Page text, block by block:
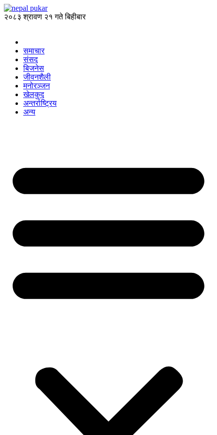
२०८३ श्रावण २१ गते बिहीबार
समाचार
संसद
बिजनेस
जीवनशैली
मनोरञ्जन
खेलकुद
अन्तर्राष्ट्रिय
अन्य